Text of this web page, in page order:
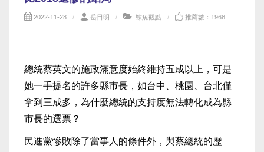
2022-11-28 岳日明 鯨魚觀點 推薦數：1968
總統蔡英文的施政滿意度始終維持五成以上，可是
她一手提名的許多縣市長，如台中、桃園、台北僅
拿到三成多，為什麼總統的支持度無法轉化成為縣
市長的選票？
民進黨慘敗除了當事人的條件外，與蔡總統的歷